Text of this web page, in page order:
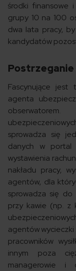
środki finansowe
grupy 10 na 100
dwa lata pracy,
kandydatów
Fascynujące
agenta
sprowadza się
danych w portal
wystawienia
nakładu pracy,
agentów, dla
sprowadza się do
przy kawie (np. z
agentów
pracowników
innym poza
managerowie i